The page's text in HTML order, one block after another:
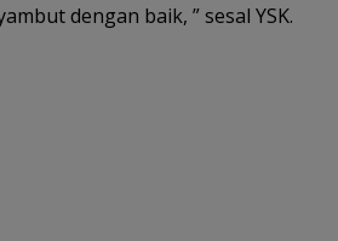
dengan baik, ” sesal YSK.